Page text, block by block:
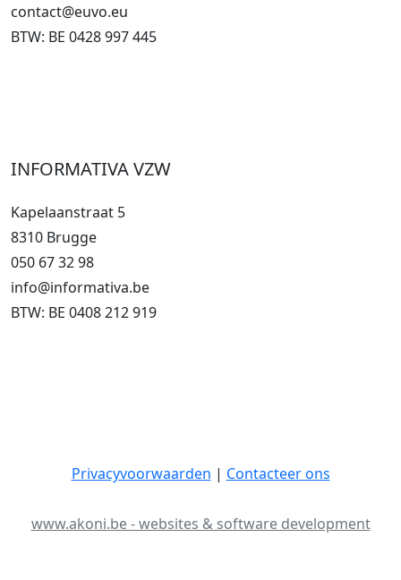
contact@euvo.eu
BTW: BE 0428 997 445
INFORMATIVA VZW
Kapelaanstraat 5
8310 Brugge
050 67 32 98
info@informativa.be
BTW: BE 0408 212 919
Privacyvoorwaarden | Contacteer ons
www.akoni.be - websites & software development